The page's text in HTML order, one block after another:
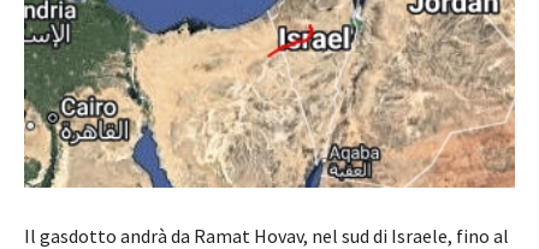
Il gasdotto andrà da Ramat Hovav, nel sud di Israele, fino al